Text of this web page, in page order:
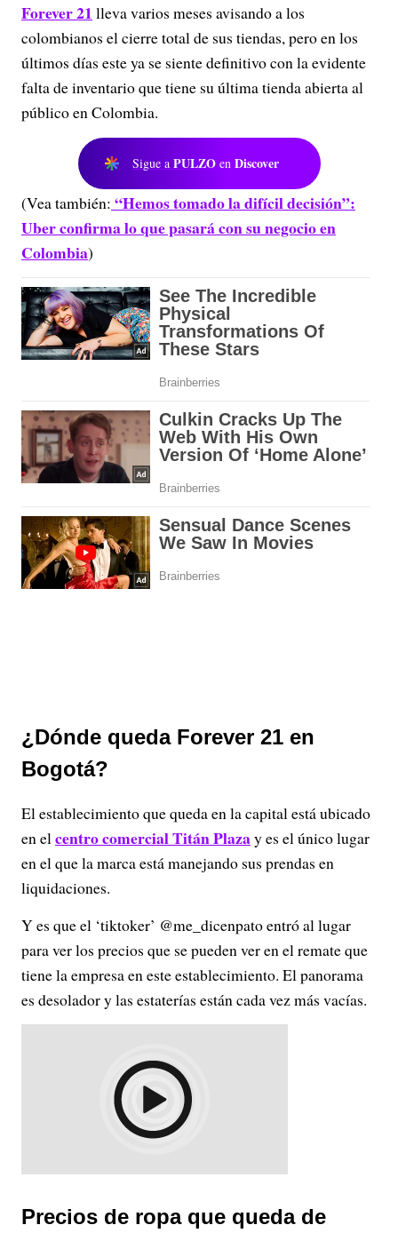
Forever 21 lleva varios meses avisando a los
colombianos el cierre total de sus tiendas, pero en los
últimos días este ya se siente definitivo con la evidente
falta de inventario que tiene su última tienda abierta al
público en Colombia.
Sigue a PULZO en Discover
(Vea también: “Hemos tomado la difícil decisión”:
Uber confirma lo que pasará con su negocio en
Colombia)
¿Dónde queda Forever 21 en
Bogotá?
El establecimiento que queda en la capital está ubicado
en elcentro comercial Titán Plazay es el único lugar
en el que la marca está manejando sus prendas en
liquidaciones.
Y es que el ‘tiktoker’ @me_dicenpato entró al lugar
para ver los precios que se pueden ver en el remate que
tiene la empresa en este establecimiento. El panorama
es desolador y las estaterías están cada vez más vacías.
Precios de ropa que queda de